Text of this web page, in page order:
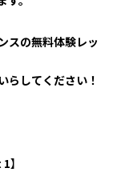
スの無料体験レッ
らしてください！
1】